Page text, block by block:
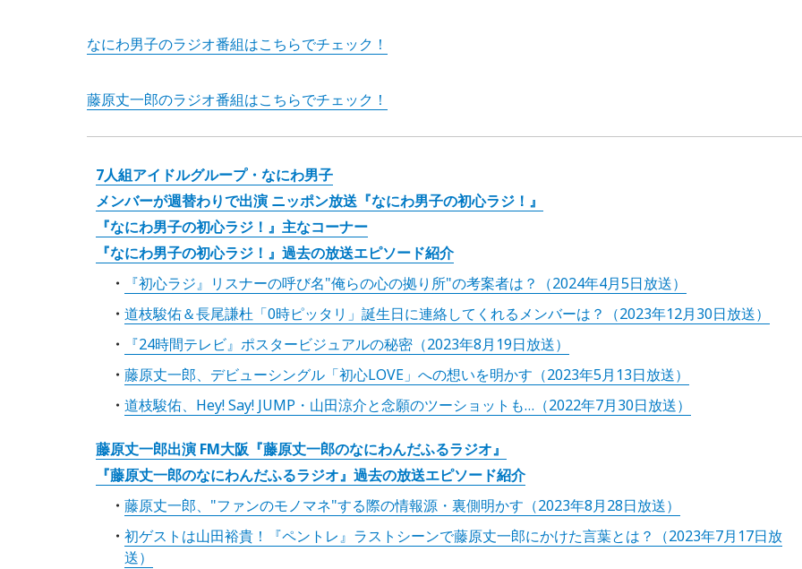
なにわ男子のラジオ番組はこちらでチェック！
藤原丈一郎のラジオ番組はこちらでチェック！
7人組アイドルグループ・なにわ男子
メンバーが週替わりで出演 ニッポン放送『なにわ男子の初心ラジ！』
『なにわ男子の初心ラジ！』主なコーナー
『なにわ男子の初心ラジ！』過去の放送エピソード紹介
『初心ラジ』リスナーの呼び名"俺らの心の拠り所"の考案者は？（2024年4月5日放送）
道枝駿佑＆長尾謙杜「0時ピッタリ」誕生日に連絡してくれるメンバーは？（2023年12月30日放送）
『24時間テレビ』ポスタービジュアルの秘密（2023年8月19日放送）
藤原丈一郎、デビューシングル「初心LOVE」への想いを明かす（2023年5月13日放送）
道枝駿佑、Hey! Say! JUMP・山田涼介と念願のツーショットも…（2022年7月30日放送）
藤原丈一郎出演 FM大阪『藤原丈一郎のなにわんだふるラジオ』
『藤原丈一郎のなにわんだふるラジオ』過去の放送エピソード紹介
藤原丈一郎、"ファンのモノマネ"する際の情報源・裏側明かす（2023年8月28日放送）
初ゲストは山田裕貴！『ペントレ』ラストシーンで藤原丈一郎にかけた言葉とは？（2023年7月17日放
送）